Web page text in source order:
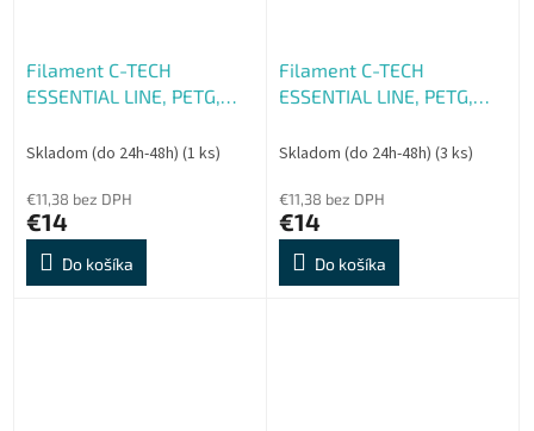
Filament C-TECH
ESSENTIAL LINE, PETG,
Skladom (do 24h-48h) (1 ks)
€11,38 bez DPH
€14
Do košíka
Filament C-TECH
ESSENTIAL LINE, PETG,
Skladom (do 24h-48h) (3 ks)
€11,38 bez DPH
€14
Do košíka